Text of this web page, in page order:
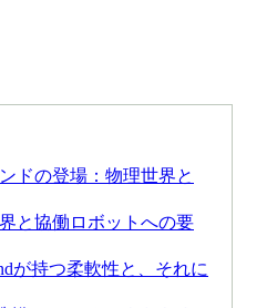
ドの登場：物理世界と
と協働ロボットへの要
が持つ柔軟性と、それに